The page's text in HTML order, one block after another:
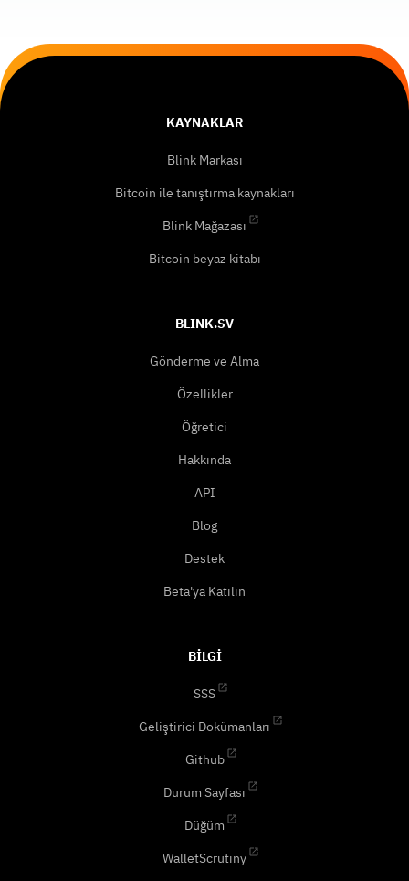
KAYNAKLAR
Blink Markası
Bitcoin ile tanıştırma kaynakları
Blink Mağazası
Bitcoin beyaz kitabı
BLINK.SV
Gönderme ve Alma
Özellikler
Öğretici
Hakkında
API
Blog
Destek
Beta'ya Katılın
BILGI
SSS
Geliştirici Dokümanları
Github
Durum Sayfası
Düğüm
WalletScrutiny